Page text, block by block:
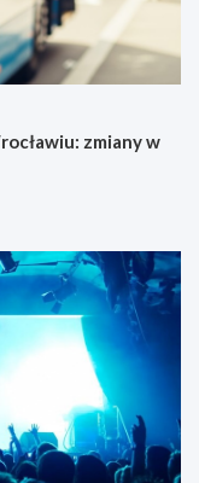
zmiany w